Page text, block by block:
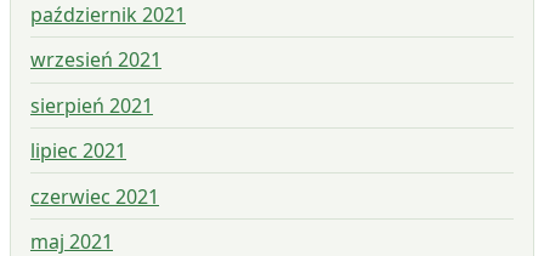
październik 2021
wrzesień 2021
sierpień 2021
lipiec 2021
czerwiec 2021
maj 2021